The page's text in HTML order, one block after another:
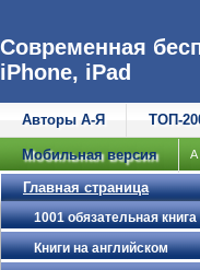
Современная
iPhone, iPad
Авторы А-Я ТОП-
Мобильная версия А
Главная страница
1001 обязательная книга
Книги на английском